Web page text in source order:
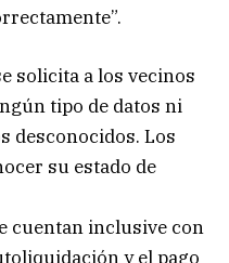
solicita a los vecinos
tipo de datos ni
desconocidos. Los
su estado de
cuentan inclusive con
y el pago